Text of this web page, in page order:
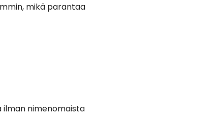
mikä parantaa
ilman nimenomaista